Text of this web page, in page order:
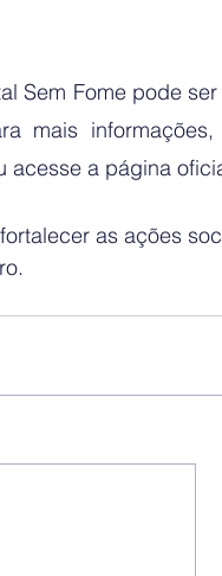
Sem Fome pode
mais
acesse a página
as ações